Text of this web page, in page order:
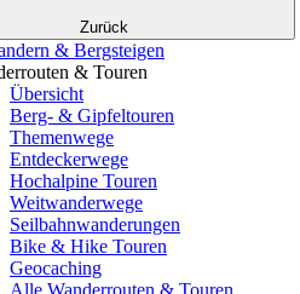
Zurück
& Bergsteigen
& Touren
Übersicht
Berg- & Gipfeltouren
Themenwege
Entdeckerwege
Hochalpine Touren
Weitwanderwege
Seilbahnwanderungen
Bike & Hike Touren
Geocaching
Alle Wanderrouten & Touren